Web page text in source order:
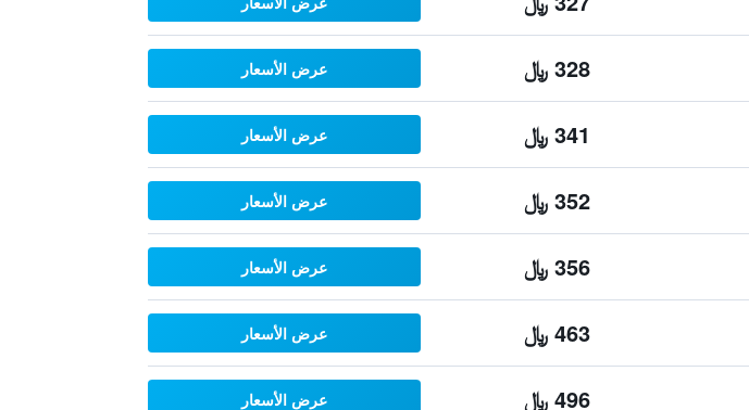
328 ﷼ عرض الأسعار
341 ﷼ عرض الأسعار
352 ﷼ عرض الأسعار
356 ﷼ عرض الأسعار
463 ﷼ عرض الأسعار
496 ﷼ عرض الأسعار